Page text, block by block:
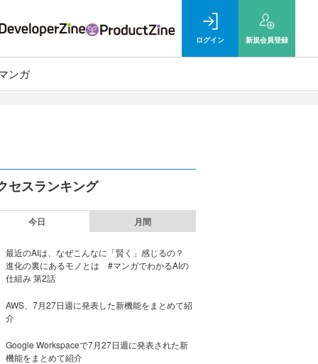
ログイン 新規会員登録
ンガ
セスランキング
今日 月間
最近のAIは、なぜこんなに「賢く」感じるの？
進化の裏にあるモノとは #マンガでわかるAIの
仕組み 第2話
AWS、7月27日週に発表した新機能をまとめて紹
介
Google Workspaceで7月27日週に発表された新
機能をまとめて紹介